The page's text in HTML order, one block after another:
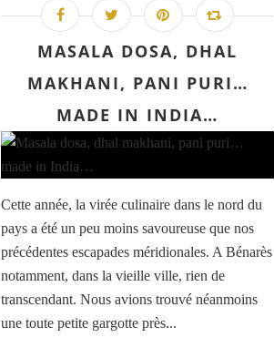
MASALA DOSA, DHAL
MAKHANI, PANI PURI…
MADE IN INDIA…
Cette année, la virée culinaire dans le nord du
pays a été un peu moins savoureuse que nos
précédentes escapades méridionales. A Bénarès
notamment, dans la vieille ville, rien de
transcendant. Nous avions trouvé néanmoins
une toute petite gargotte près...